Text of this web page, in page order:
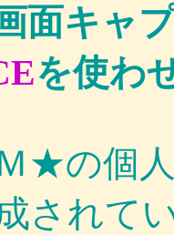
面キャ
を使わ
★の個
されて